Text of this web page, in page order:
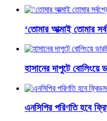
‘তোমার আত্মাই তোমার
হাসানের দাপুটে বোলিংয়ে
এনসিপির পরিণতি হবে